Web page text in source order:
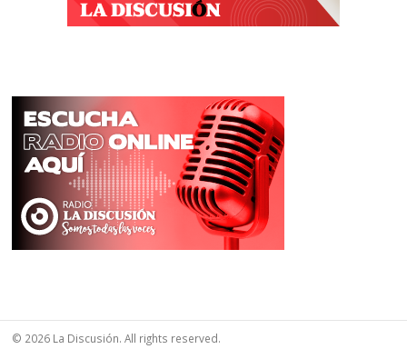
© 2026 La Discusión. All rights reserved.